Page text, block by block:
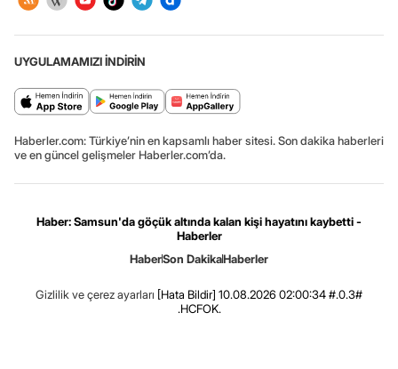
UYGULAMAMIZI İNDİRİN
Haberler.com: Türkiye’nin en kapsamlı haber sitesi. Son dakika haberleri
ve en güncel gelişmeler Haberler.com’da.
Haber: Samsun'da göçük altında kalan kişi hayatını kaybetti -
Haberler
HaberSon DakikaHaberler
Gizlilik ve çerez ayarları [Hata Bildir] 10.08.2026 02:00:34 #.0.3#
.HCFOK.